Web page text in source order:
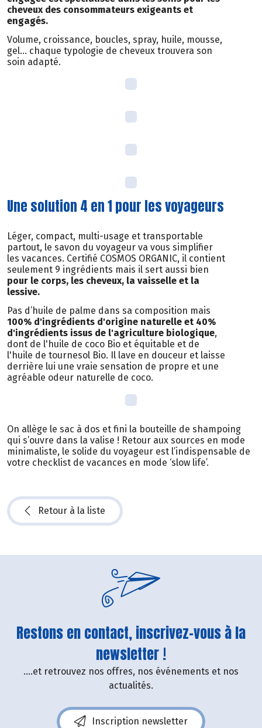
cheveux des consommateurs exigeants et
engagés.
Volume, croissance, boucles, spray, huile, mousse,
gel… chaque typologie de cheveux trouvera son
soin adapté.
Une solution 4 en 1 pour les voyageurs
Léger, compact, multi-usage et transportable
partout, le savon du voyageur va vous simplifier
les vacances. Certifié COSMOS ORGANIC, il contient
seulement 9 ingrédients mais il sert aussi bien
pour le corps, les cheveux, la vaisselle et la
lessive.
Pas d’huile de palme dans sa composition mais
100% d'ingrédients d'origine naturelle et 40%
d'ingrédients issus de l'agriculture biologique,
dont de l'huile de coco Bio et équitable et de
l'huile de tournesol Bio. Il lave en douceur et laisse
derrière lui une vraie sensation de propre et une
agréable odeur naturelle de coco.
On allège le sac à dos et fini la bouteille de shampoing
qui s’ouvre dans la valise ! Retour aux sources en mode
minimaliste, le solide du voyageur est l’indispensable de
votre checklist de vacances en mode ‘slow life’.
Retour à la liste
Restons en contact, inscrivez-vous à la
newsletter !
....et retrouvez nos offres, nos événements et nos
actualités.
Inscription newsletter